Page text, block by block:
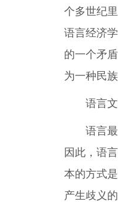
个多世纪
语言经济
的一个矛
为一种民
语言
语言
因此，语
本的方式
产生歧义